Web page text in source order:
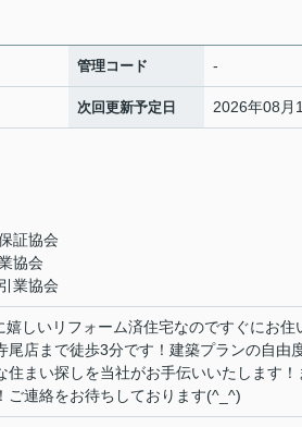
管理コード -
次回更新予定日 2026年08月
証協会
協会
業協会
しいリフォーム済住宅なのですぐにお住
尾店まで徒歩3分です！建築プランの自由
住まい探しを当社がお手伝いいたします
ご連絡をお待ちしております(^_^)